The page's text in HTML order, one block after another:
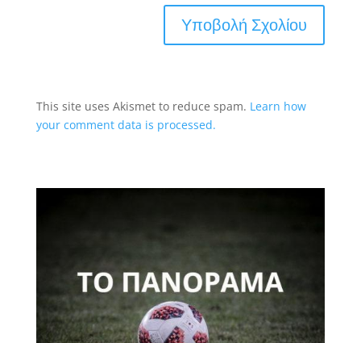
This site uses Akismet to reduce spam. Learn how
your comment data is processed.